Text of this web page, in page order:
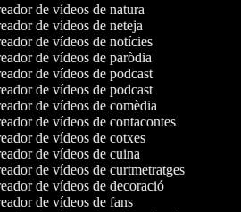
de vídeos de natura
de vídeos de neteja
de vídeos de notícies
de vídeos de paròdia
de vídeos de podcast
de vídeos de podcast
de vídeos de comèdia
de vídeos de contacontes
de vídeos de cotxes
de vídeos de cuina
de vídeos de curtmetratges
de vídeos de decoració
de vídeos de fans